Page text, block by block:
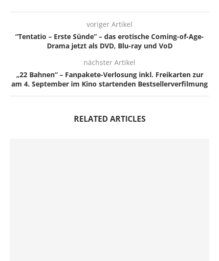
voriger Artikel
“Tentatio – Erste Sünde” – das erotische Coming-of-Age-
Drama jetzt als DVD, Blu-ray und VoD
nächster Artikel
„22 Bahnen“ – Fanpakete-Verlosung inkl. Freikarten zur
am 4. September im Kino startenden Bestsellerverfilmung
RELATED ARTICLES